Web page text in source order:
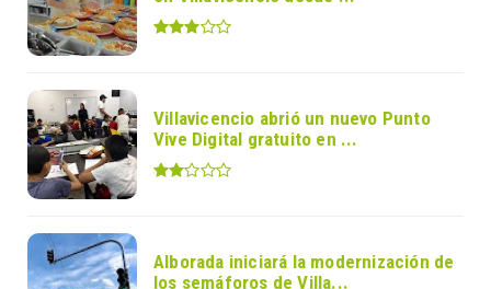
Villavicencio abrió un nuevo Punto
Vive Digital gratuito en ...
Alborada iniciará la modernización de
los semáforos de Villa...